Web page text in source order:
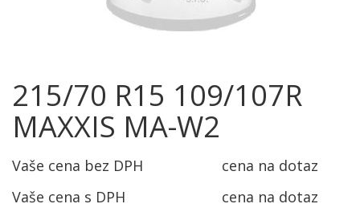
215/70 R15 109/107R
MAXXIS MA-W2
Vaše cena bez DPH
cena na dotaz
Vaše cena s DPH
cena na dotaz